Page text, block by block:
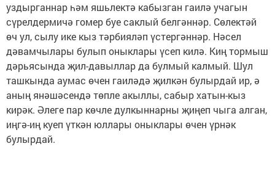
уздырганнар һәм яшьлектә кабызган гаилә учагын
сүрелдермичә гомер буе саклый белгәннәр. Сөлектәй
өч ул, сылу ике кыз тәрбияләп үстергәннәр. Нәсел
дәвамчылары булып оныклары үсеп килә. Киң тормыш
дәрьясында җил-давыллар да булмый калмый. Шул
ташкында аумас өчен гаиләдә җилкән булырдай ир, ә
аның янәшәсендә төпле акыллы, сабыр хатын-кыз
кирәк. Әлеге пар көчле дулкыннарны җиңеп чыга алган,
иңгә-иң куеп үткән юллары оныклары өчен үрнәк
булырдай.